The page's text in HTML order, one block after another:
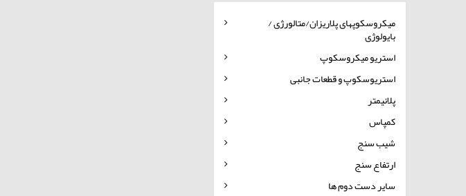
میکروسکوپهای پلاریزان/متالورژی /
بایولوژی
استریو میکروسکوپ
استریوسکوپ و قطعات جانبی
پلانیمتر
کمپاس
شیب سنج
ارتفاع سنج
سایر دست دوم ها